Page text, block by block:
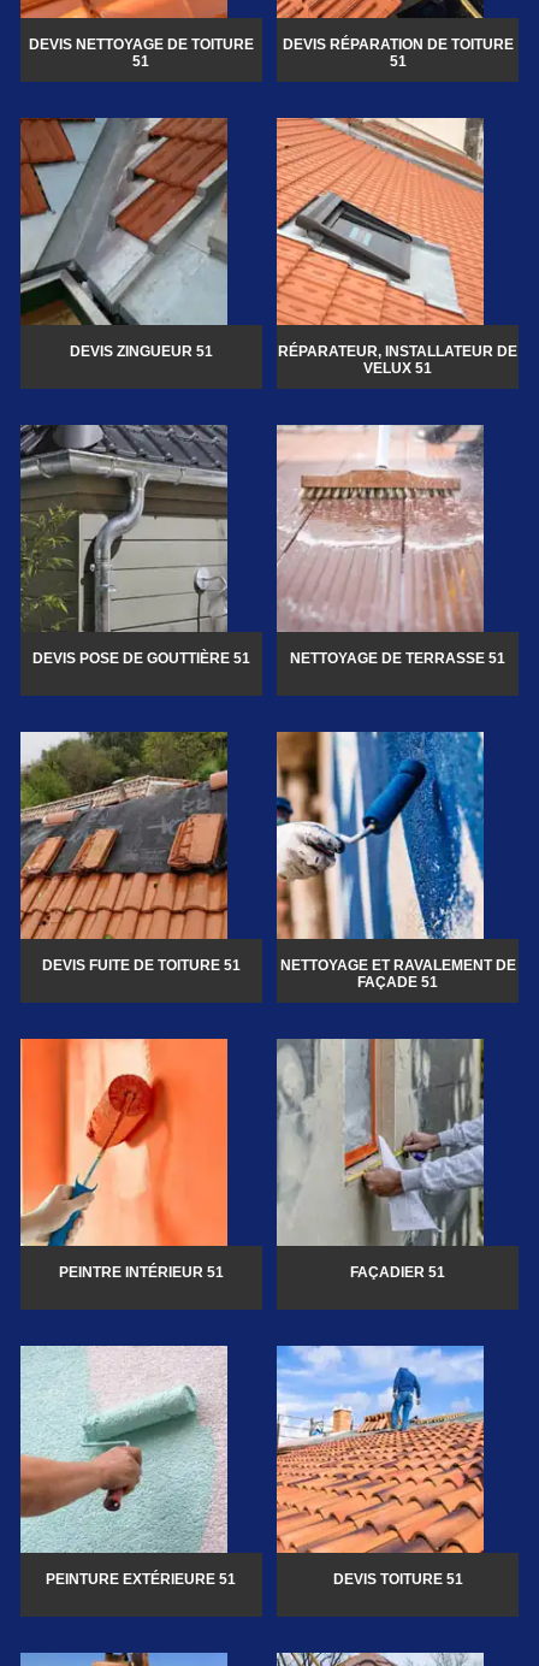
DEVIS NETTOYAGE DE TOITURE
51
DEVIS RÉPARATION DE TOITURE
51
DEVIS ZINGUEUR 51
RÉPARATEUR, INSTALLATEUR DE
VELUX 51
DEVIS POSE DE GOUTTIÈRE 51 NETTOYAGE DE TERRASSE 51
DEVIS FUITE DE TOITURE 51
NETTOYAGE ET RAVALEMENT DE
FAÇADE 51
PEINTRE INTÉRIEUR 51 FAÇADIER 51
PEINTURE EXTÉRIEURE 51 DEVIS TOITURE 51